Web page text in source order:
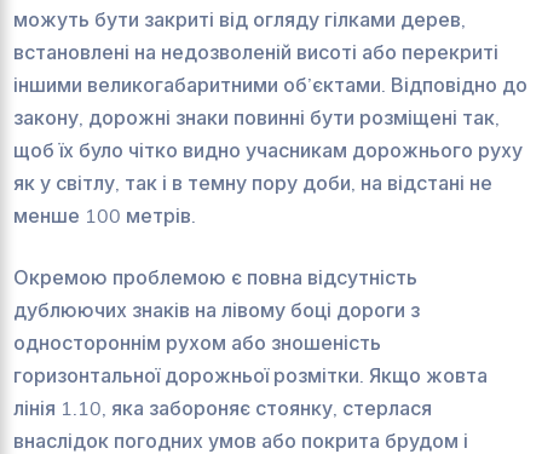
можуть бути закриті від огляду гілками дерев,
встановлені на недозволеній висоті або перекриті
іншими великогабаритними об’єктами. Відповідно до
закону, дорожні знаки повинні бути розміщені так,
щоб їх було чітко видно учасникам дорожнього руху
як у світлу, так і в темну пору доби, на відстані не
менше 100 метрів.
Окремою проблемою є повна відсутність
дублюючих знаків на лівому боці дороги з
одностороннім рухом або зношеність
горизонтальної дорожньої розмітки. Якщо жовта
лінія 1.10, яка забороняє стоянку, стерлася
внаслідок погодних умов або покрита брудом і